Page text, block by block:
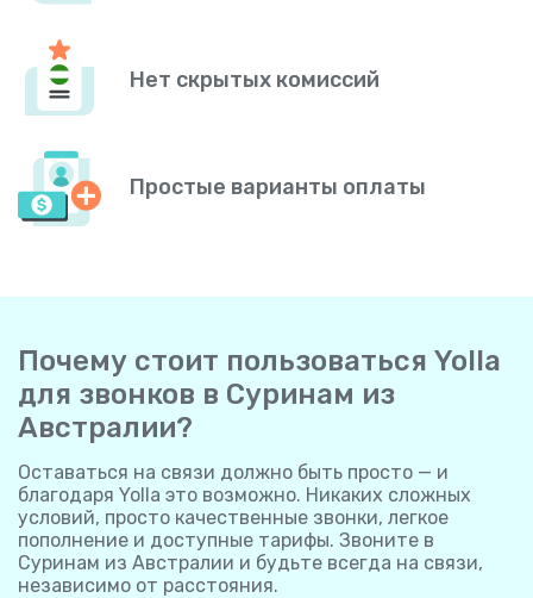
Нет скрытых комиссий
Простые варианты оплаты
Почему стоит пользоваться Yolla
для звонков в Суринам из
Австралии?
Оставаться на связи должно быть просто — и
благодаря Yolla это возможно. Никаких сложных
условий, просто качественные звонки, легкое
пополнение и доступные тарифы. Звоните в
Суринам из Австралии и будьте всегда на связи,
независимо от расстояния.